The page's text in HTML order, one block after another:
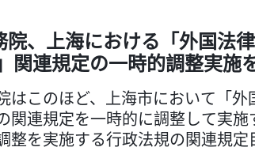
院、上海における「外国法
関連規定の一時的調整実施
はこのほど、上海市において「
関連規定を一時的に調整して実
整を実施する行政法規の関連規定